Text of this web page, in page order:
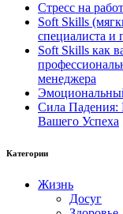
Стресс на
Soft Skills
специалиста и
Soft Skills как
менеджера
Сила Падения:
Вашего Успеха
Категории
Жизнь
Досуг